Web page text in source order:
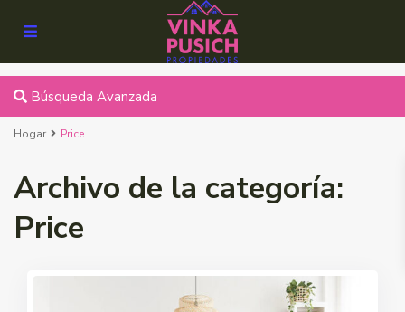
Búsqueda Avanzada
Hogar Price
Archivo de la categoría:
Price